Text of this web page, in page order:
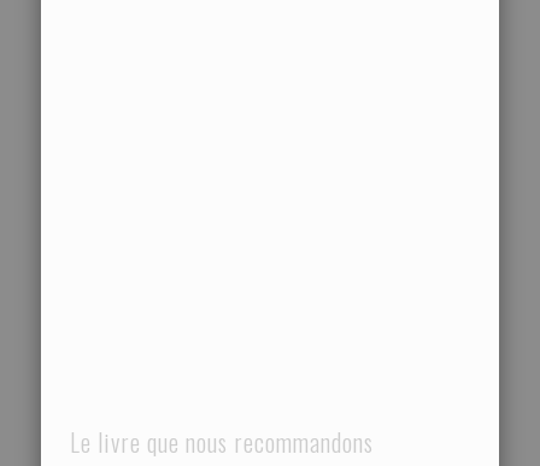
Le livre que nous recommandons